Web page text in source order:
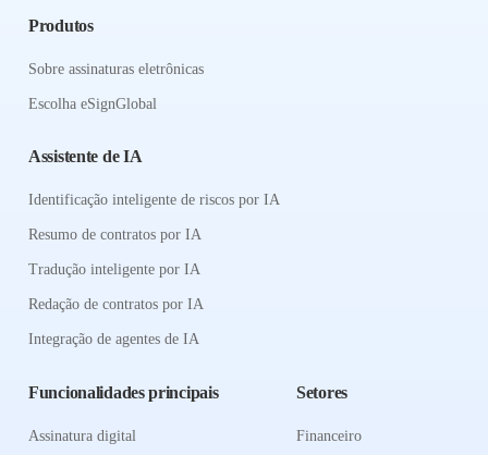
Produtos
Sobre assinaturas eletrônicas
Escolha eSignGlobal
Assistente de IA
Identificação inteligente de riscos por IA
Resumo de contratos por IA
Tradução inteligente por IA
Redação de contratos por IA
Integração de agentes de IA
Funcionalidades principais
Assinatura digital
Setores
Financeiro